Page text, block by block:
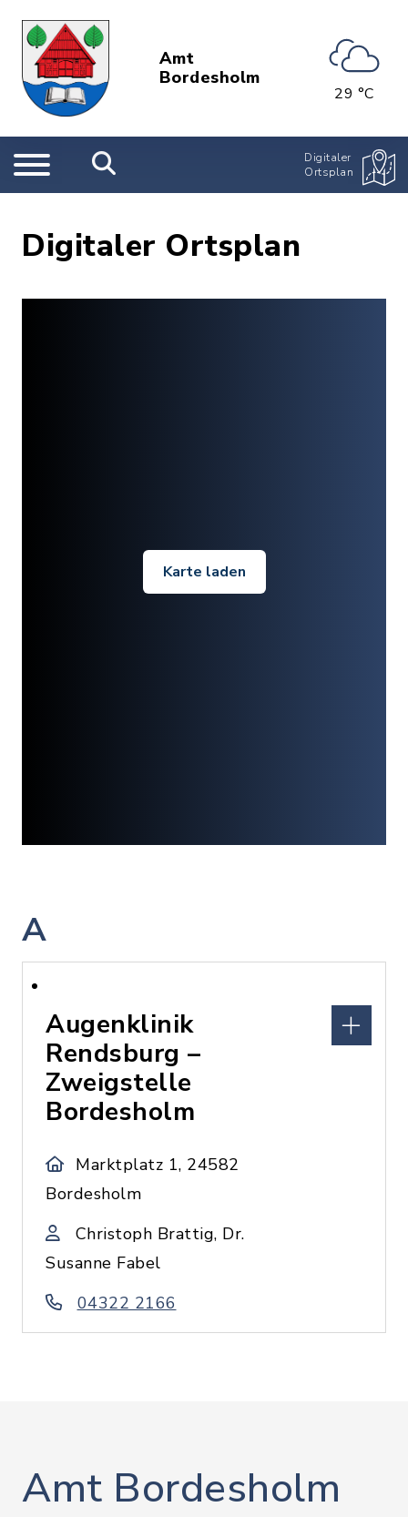
Amt
Bordesholm
29 °C
Digitaler
Ortsplan
Digitaler Ortsplan
Karte laden
A
Augenklinik
Rendsburg –
Zweigstelle
Bordesholm
Marktplatz 1, 24582
Bordesholm
Christoph Brattig, Dr.
Susanne Fabel
04322 2166
Amt Bordesholm